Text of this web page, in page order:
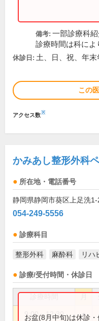
備考: 一部診療科紹
診療時間は科によ
休診日: 土、日、祝、年末
この
アクセス数※
かみあし整形外科
所在地・電話番号
静岡県静岡市葵区上足洗1-
054-249-5556
診療科目
整形外科 麻酔科 リハ
診療/受付時間・休診日
9:00～12:30 ●
お盆(8月中旬)は休診